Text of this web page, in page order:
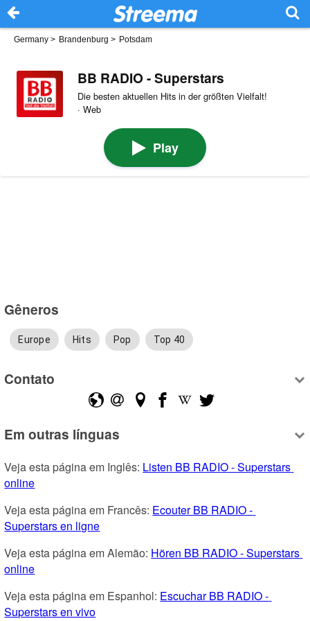
Germany > Brandenburg > Potsdam
BB RADIO - Superstars
Die besten aktuellen Hits in der größten Vielfalt!
· Web
Play
Gêneros
Europe Hits Pop Top 40
Contato
Em outras línguas
Veja esta página em Inglês: Listen BB RADIO - Superstars
online
Veja esta página em Francês: Ecouter BB RADIO -
Superstars en ligne
Veja esta página em Alemão: Hören BB RADIO - Superstars
online
Veja esta página em Espanhol: Escuchar BB RADIO -
Superstars en vivo